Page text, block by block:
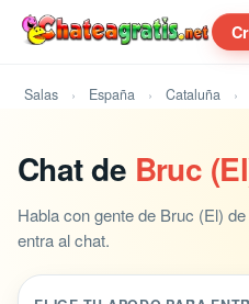
Salas España Cataluña
Chat de Bruc
Habla con gente de Bruc (El)
entra al chat.